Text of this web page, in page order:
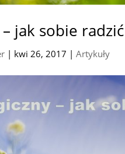
jak sobie
| kwi 26, 2017 |Artykuły